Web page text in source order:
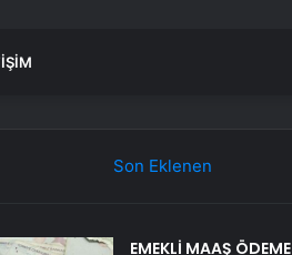
Son Eklenen
EMEKLİ MAAŞ ÖDEME